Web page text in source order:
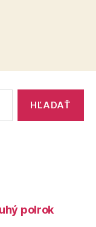
polrok